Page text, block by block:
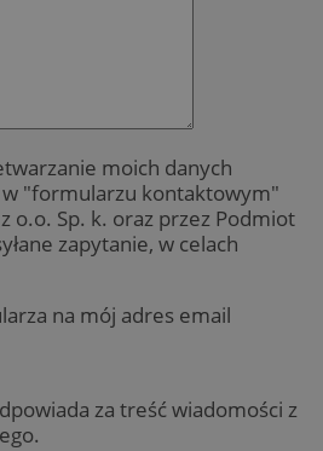
moich danych
"formularzu kontaktowym"
o.o. Sp. k. oraz przez Podmiot
zapytanie, w celach
na mój adres email
za treść wiadomości z